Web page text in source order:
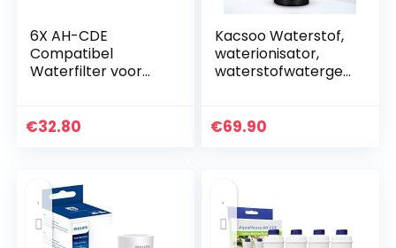
6X AH-CDE
Compatibel
Waterfilter voor
Machines DLSC002,
€32.80
Kacsoo Waterstof,
waterionisator,
waterstofwatergen
draagbaar,
€69.90